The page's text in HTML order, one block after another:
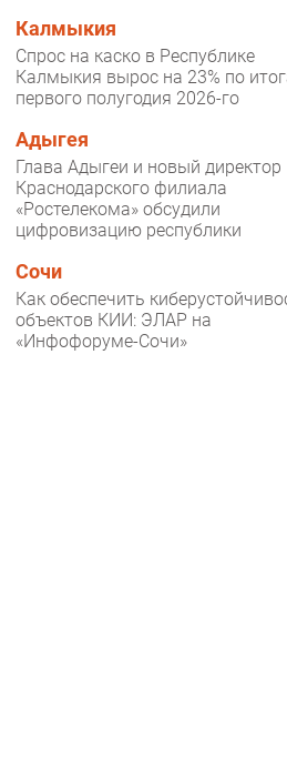
Калмыкия
Спрос на каско в Республике
Калмыкия вырос на 23% по
первого полугодия 2026-го
Адыгея
Глава Адыгеи и новый директор
Краснодарского филиала
«Ростелекома» обсудили
цифровизацию республики
Сочи
Как обеспечить
объектов КИИ: ЭЛАР на
«Инфофоруме-Сочи»